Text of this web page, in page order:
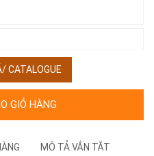
CATALOGUE
GIỎ HÀNG
MÔ TẢ VẮN TẮT